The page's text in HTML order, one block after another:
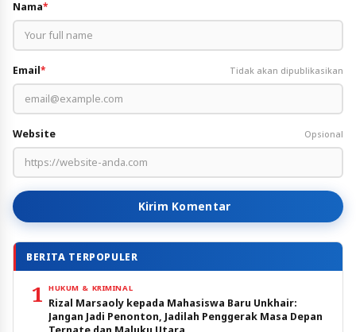
Nama*
Email* Tidak akan dipublikasikan
Website Opsional
Kirim Komentar
BERITA TERPOPULER
1 HUKUM & KRIMINAL
Rizal Marsaoly kepada Mahasiswa Baru Unkhair:
Jangan Jadi Penonton, Jadilah Penggerak Masa Depan